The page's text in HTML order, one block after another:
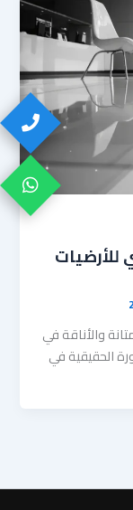
والأناقة في
الحقيقية في